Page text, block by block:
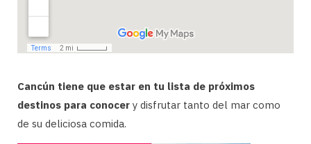
Cancún tiene que estar en tu lista de próximos
destinos para conocer y disfrutar tanto del mar como
de su deliciosa comida.